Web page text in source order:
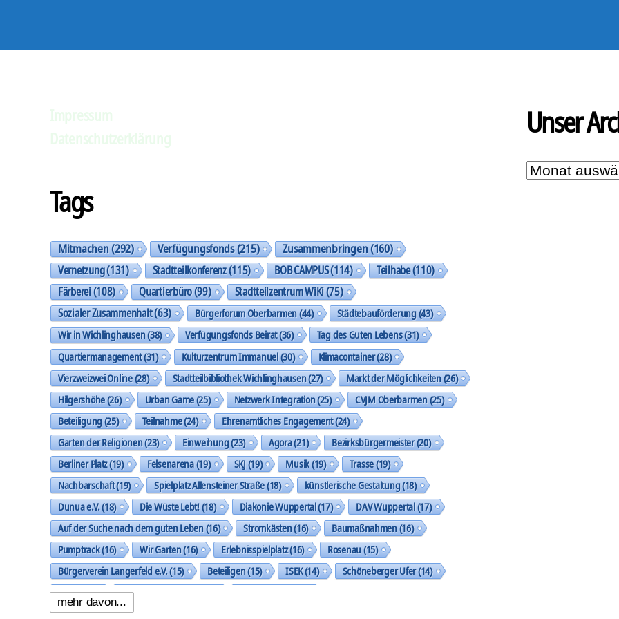
Tags
Mitmachen(292) Verfügungsfonds(215) Zusammenbringen(160)
Vernetzung(131) Stadtteilkonferenz(115) BOB CAMPUS(114) Teilhabe(110)
Färberei(108) Quartierbüro(99) Stadtteilzentrum WiKi(75)
Sozialer Zusammenhalt(63) Bürgerforum Oberbarmen(44) Städtebauförderung(43)
Wir in Wichlinghausen(38) Verfügungsfonds Beirat(36) Tag des Guten Lebens(31)
Quartiermanagement(31) Kulturzentrum Immanuel(30) Klimacontainer(28)
Vierzweizwei Online(28) Stadtteilbibliothek Wichlinghausen(27) Markt der Möglichkeiten(26)
Hilgershöhe(26) Urban Game(25) Netzwerk Integration(25) CVJM Oberbarmen(25)
Beteiligung(25) Teilnahme(24) Ehrenamtliches Engagement(24)
Garten der Religionen(23) Einweihung(23) Agora(21) Bezirksbürgermeister(20)
Berliner Platz(19) Felsenarena(19) SKJ(19) Musik(19) Trasse(19)
Nachbarschaft(19) Spielplatz Allensteiner Straße(18) künstlerische Gestaltung(18)
Dunua e.V.(18) Die Wüste Lebt!(18) Diakonie Wuppertal(17) DAV Wuppertal(17)
Auf der Suche nach dem guten Leben(16) Stromkästen(16) Baumaßnahmen(16)
Pumptrack(16) Wir Garten(16) Erlebnisspielplatz(16) Rosenau(15)
Bürgerverein Langerfeld e.V.(15) Beteiligen(15) ISEK(14) Schöneberger Ufer(14)
Ideen(14) Nachbarschaftspark
Handlungsfeld Städtebau und Stadtgestalt
mehr davon...
Unser
Unser
Archiv